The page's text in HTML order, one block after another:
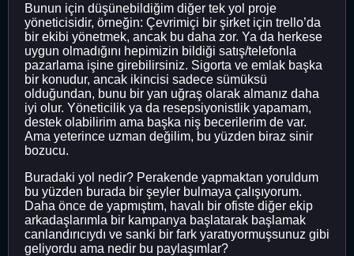
Bunun için düşünebildiğim diğer tek yol proje
yöneticisidir, örneğin: Çevrimiçi bir şirket için trello’da
bir ekibi yönetmek, ancak bu daha zor. Ya da herkese
uygun olmadığını hepimizin bildiği satış/telefonla
pazarlama işine girebilirsiniz. Sigorta ve emlak başka
bir konudur, ancak ikincisi sadece sümüksü
olduğundan, bunu bir yan uğraş olarak almanız daha
iyi olur. Yöneticilik ya da resepsiyonistlik yapamam,
destek olabilirim ama başka niş becerilerim de var.
Ama yeterince uzman değilim, bu yüzden biraz sinir
bozucu.
Buradaki yol nedir? Perakende yapmaktan yoruldum
bu yüzden burada bir şeyler bulmaya çalışıyorum.
Daha önce de yapmıştım, havalı bir ofiste diğer ekip
arkadaşlarımla bir kampanya başlatarak başlamak
canlandırıcıydı ve sanki bir fark yaratıyormuşsunuz gibi
geliyordu ama nedir bu paylaşımlar?